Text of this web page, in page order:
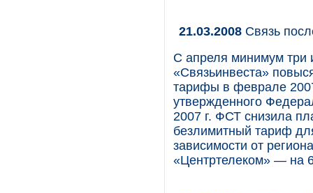
21.03.2008 Связь
С апреля минимум три
«Связьинвеста»
тарифы в феврале
утвержденного
2007 г. ФСТ снизила
безлимитный тариф
зависимости от
«Центртелеком» — на